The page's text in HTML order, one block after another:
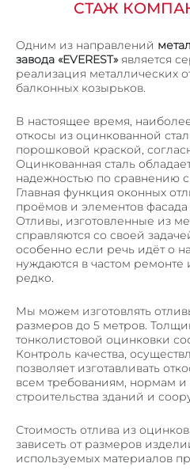
ПОРОШКОВАЯ ПОКРАСКА
ГИБКА ТРУБ
ПЕСКОСТРУЙНАЯ
ПРОДУКЦИЯ
ВЕНТИЛИРУЕМЫЕ
ПОТОЛОЧНЫЕ СИСТЕМЫ
КОРЗИНЫ
ОБЛИЦОВКА КОЛОНН
ОГРАЖДЕНИЯ
ВЕНТИЛЯЦИОННЫЕ
ОТКОСЫ И ОТЛИВЫ
КРОНШТЕЙНЫ
ЛИФТОВЫЕ ПОРТАЛЫ
ЛИНЕАРНЫЕ ПАНЕЛИ
МЕТАЛЛИЧЕСКИЕ
МЕТАЛОКОНСТРУКЦИИ И
СТАЖ
Одним из направлений
завода «EVEREST» является
реализация металлических
балконных козырьков.
В настоящее время,
откосы из оцинкованной
порошковой краской,
Оцинкованная сталь
надежностью по сравнению
Главная функция оконных
проёмов и элементов
Отливы, изготовленные из
справляются со своей
особенно если речь идёт о
нуждаются в частом ремонте
редко.
Мы можем изготовлять
размеров до 5 метров.
тонколистовой оцинковки
Контроль качества,
позволяет изготавливать
всем требованиям, нормам и
строительства зданий и
Стоимость отлива из
зависеть от размеров
используемых материалов